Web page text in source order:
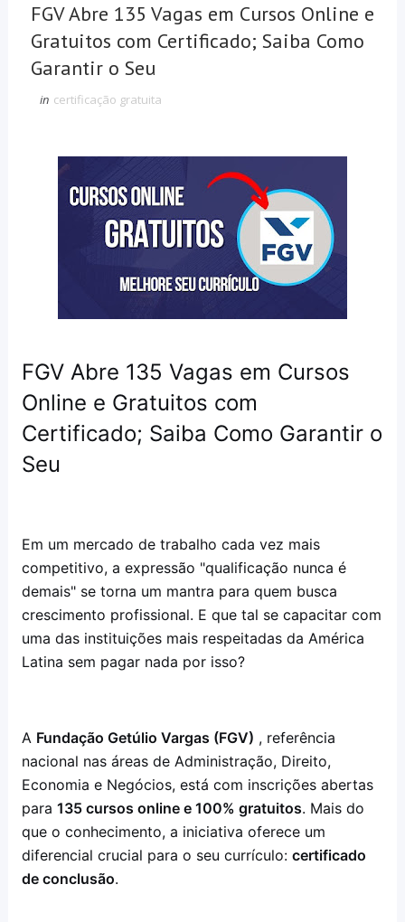
FGV Abre 135 Vagas em Cursos Online e
Gratuitos com Certificado; Saiba Como
Garantir o Seu
in certificação gratuita
FGV Abre 135 Vagas em Cursos
Online e Gratuitos com
Certificado; Saiba Como Garantir o
Seu
Em um mercado de trabalho cada vez mais
competitivo, a expressão "qualificação nunca é
demais" se torna um mantra para quem busca
crescimento profissional. E que tal se capacitar com
uma das instituições mais respeitadas da América
Latina sem pagar nada por isso?
A Fundação Getúlio Vargas (FGV) , referência
nacional nas áreas de Administração, Direito,
Economia e Negócios, está com inscrições abertas
para 135 cursos online e 100% gratuitos. Mais do
que o conhecimento, a iniciativa oferece um
diferencial crucial para o seu currículo: certificado
de conclusão.